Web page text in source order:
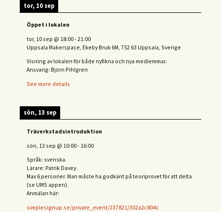
tor, 10 sep
Öppet i lokalen
tor, 10 sep @ 18:00-21:00
Uppsala Makerspace, Ekeby Bruk 6M, 752 63 Uppsala, Sverige
Visning av lokalen för både nyfikna och nya medlemmar.
Ansvarig: Björn Pihlgren
See more details
sön, 13 sep
Träverkstadsintroduktion
sön, 13 sep @ 10:00- 16:00
Språk: svenska.
Lärare: Patrik Davey.
Max 6 personer. Man måste ha godkänt på teoriprovet för att delta
(se UMS appen).
Anmälan här:
simplesignup.se/private_event/237821/302a2c804c